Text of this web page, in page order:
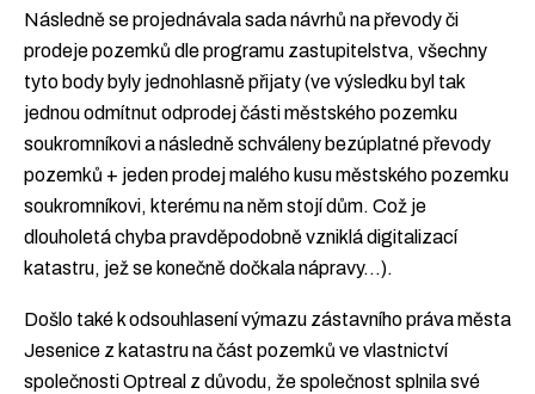
Následně se projednávala sada návrhů na převody či
prodeje pozemků dle programu zastupitelstva, všechny
tyto body byly jednohlasně přijaty (ve výsledku byl tak
jednou odmítnut odprodej části městského pozemku
soukromníkovi a následně schváleny bezúplatné převody
pozemků + jeden prodej malého kusu městského pozemku
soukromníkovi, kterému na něm stojí dům. Což je
dlouholetá chyba pravděpodobně vzniklá digitalizací
katastru, jež se konečně dočkala nápravy…).
Došlo také k odsouhlasení výmazu zástavního práva města
Jesenice z katastru na část pozemků ve vlastnictví
společnosti Optreal z důvodu, že společnost splnila své